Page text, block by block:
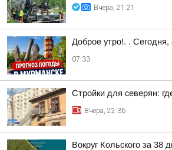
Вчера, 21:21
Доброе утро!. . Сегодня,
07:33
Стройки для северян:
Вчера, 22:36
Вокруг Кольского за 38